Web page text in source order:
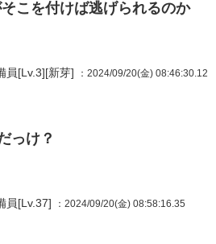
こを付けば逃げられるのか
員[Lv.3][新芽] ：2024/09/20(金) 08:46:30.12
っけ？
員[Lv.37] ：2024/09/20(金) 08:58:16.35